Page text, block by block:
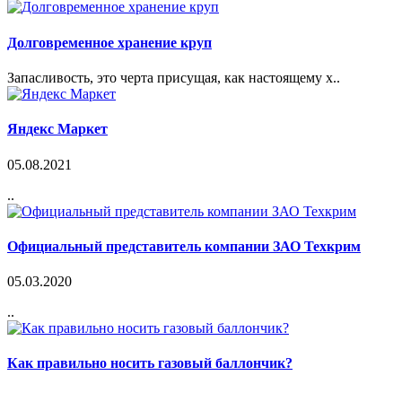
Долговременное хранение круп
Запасливость, это черта присущая, как настоящему х..
Яндекс Маркет
05.08.2021
..
Официальный представитель компании ЗАО Техкрим
05.03.2020
..
Как правильно носить газовый баллончик?